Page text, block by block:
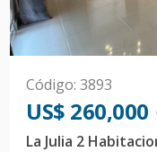
Código: 3893
US$ 260,000
La Julia 2